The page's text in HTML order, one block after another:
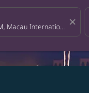
close